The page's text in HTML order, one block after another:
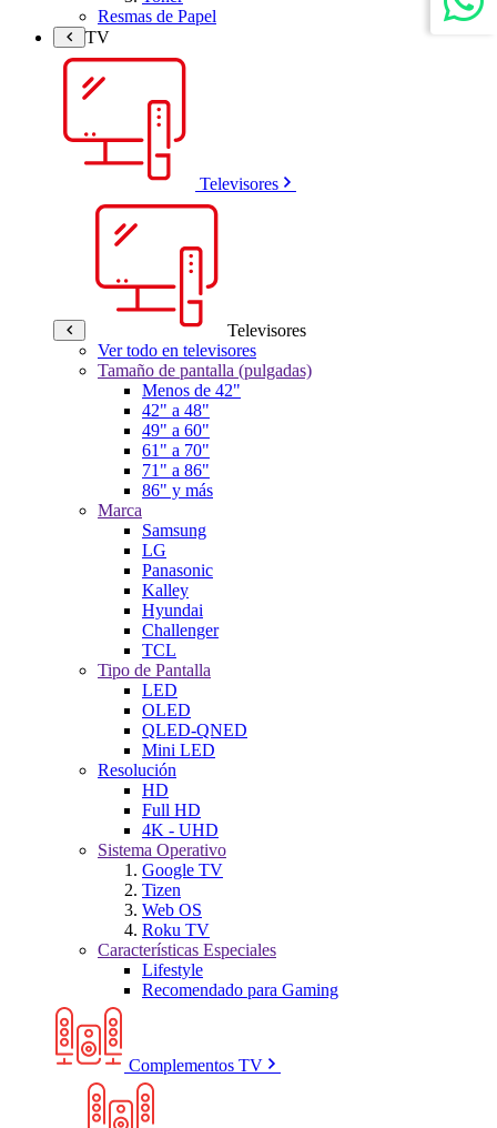
Resmas de Papel
TV
Televisores
Televisores
Ver todo en televisores
Tamaño de pantalla (pulgadas)
Menos de 42"
42" a 48"
49" a 60"
61" a 70"
71" a 86"
86" y más
Marca
Samsung
LG
Panasonic
Kalley
Hyundai
Challenger
TCL
Tipo de Pantalla
LED
OLED
QLED-QNED
Mini LED
Resolución
HD
Full HD
4K - UHD
Sistema Operativo
Google TV
Tizen
Web OS
Roku TV
Características Especiales
Lifestyle
Recomendado para Gaming
Complementos TV